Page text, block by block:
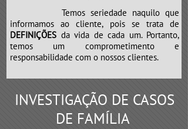
Temos seriedade naquilo que
informamos ao cliente, pois se trata de
DEFINIÇÕES da vida de cada um. Portanto,
temos um comprometimento e
responsabilidade com o nossos clientes.
INVESTIGAÇÃO DE CASOS
DE FAMÍLIA